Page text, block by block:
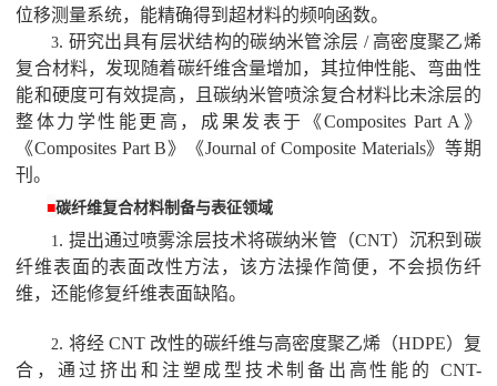
位移测量系统，能精确得到超材料的频响函数。
3. 研究出具有层状结构的碳纳米管涂层 / 高密度聚乙烯
复合材料，发现随着碳纤维含量增加，其拉伸性能、弯曲性
能和硬度可有效提高，且碳纳米管喷涂复合材料比未涂层的
整体力学性能更高，成果发表于《Composites Part A 》
《Composites Part B》《Journal of Composite Materials》等期
刊。
■碳纤维复合材料制备与表征领域
1. 提出通过喷雾涂层技术将碳纳米管（CNT）沉积到碳
纤维表面的表面改性方法，该方法操作简便，不会损伤纤
维，还能修复纤维表面缺陷。
2. 将经CNT 改性的碳纤维与高密度聚乙烯（HDPE）复
合，通过挤出和注塑成型技术制备出高性能的
CNT-